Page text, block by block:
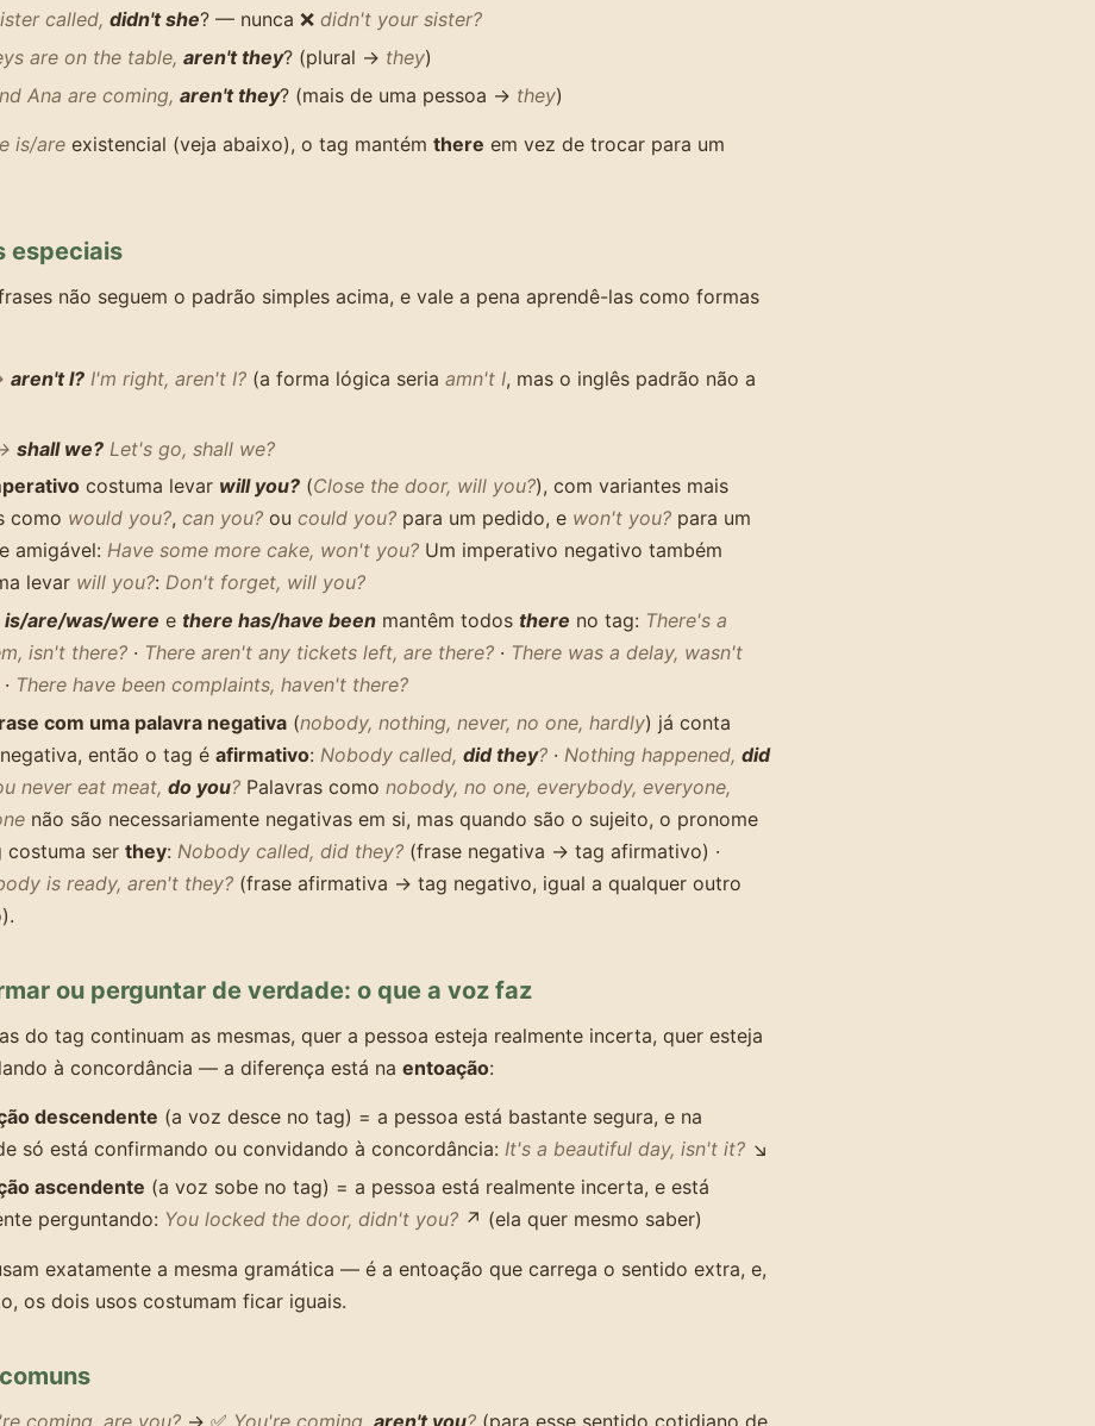
called, didn't she? — nunca ❌ didn't your sister?
are on the table, aren't they? (plural → they)
Ana are coming, aren't they? (mais de uma pessoa → they)
is/are existencial (veja abaixo), o tag mantém there em vez de trocar para um
especiais
não seguem o padrão simples acima, e vale a pena aprendê-las como formas
aren't I? I'm right, aren't I? (a forma lógica seria amn't I, mas o inglês padrão não a
shall we? Let's go, shall we?
costuma levar will you? (Close the door, will you?), com variantes mais
como would you?, can you? ou could you? para um pedido, e won't you? para um
amigável: Have some more cake, won't you? Um imperativo negativo também
levar will you?: Don't forget, will you?
is/are/was/were e there has/have been mantêm todos there no tag: There's a
isn't there? · There aren't any tickets left, are there? · There was a delay, wasn't
· There have been complaints, haven't there?
com uma palavra negativa (nobody, nothing, never, no one, hardly) já conta
então o tag é afirmativo: Nobody called, did they? · Nothing happened, did
never eat meat, do you? Palavras como nobody, no one, everybody, everyone,
não são necessariamente negativas em si, mas quando são o sujeito, o pronome
costuma ser they: Nobody called, did they? (frase negativa → tag afirmativo) ·
is ready, aren't they? (frase afirmativa → tag negativo, igual a qualquer outro
ou perguntar de verdade: o que a voz faz
do tag continuam as mesmas, quer a pessoa esteja realmente incerta, quer esteja
à concordância — a diferença está na entoação:
descendente (a voz desce no tag) = a pessoa está bastante segura, e na
só está confirmando ou convidando à concordância: It's a beautiful day, isn't it? ↘
ascendente (a voz sobe no tag) = a pessoa está realmente incerta, e está
perguntando: You locked the door, didn't you? ↗ (ela quer mesmo saber)
exatamente a mesma gramática — é a entoação que carrega o sentido extra, e,
os dois usos costumam ficar iguais.
coming, are you? → ✅ You're coming, aren't you? (para esse sentido cotidiano de